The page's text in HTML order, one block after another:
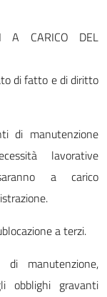
A CARICO DEL
di fatto e di diritto
di manutenzione
lavorative
a carico
a terzi.
manutenzione,
obblighi gravanti